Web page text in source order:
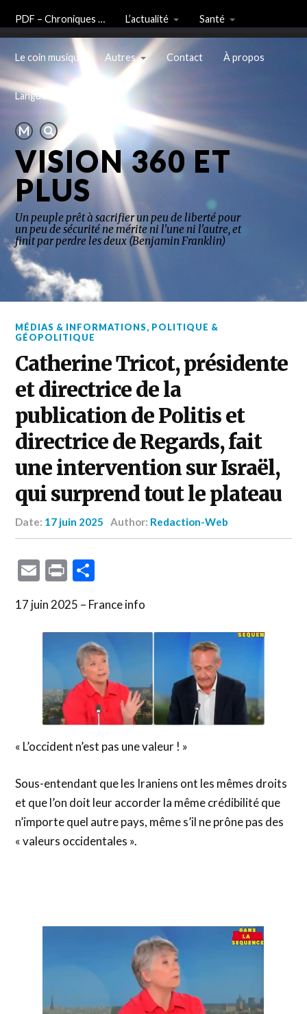
PDF – Chroniques … L’actualité Santé
Le coin musique Autres Contact À propos
Langue
VISION 360 ET
PLUS
Un peuple prêt à sacrifier un peu de liberté pour
un peu de sécurité ne mérite ni l'une ni l'autre, et
finit par perdre les deux (Benjamin Franklin)
MÉDIAS & INFORMATIONS, POLITIQUE &
GÉOPOLITIQUE
Catherine Tricot, présidente
et directrice de la
publication de Politis et
directrice de Regards, fait
une intervention sur Israël,
qui surprend tout le plateau
Date: 17 juin 2025 Author: Redaction-Web
Email
Print
17 juin 2025 – France info
« L’occident n’est pas une valeur ! »
Sous-entendant que les Iraniens ont les mêmes droits
et que l’on doit leur accorder la même crédibilité que
n’importe quel autre pays, même s’il ne prône pas des
« valeurs occidentales ».